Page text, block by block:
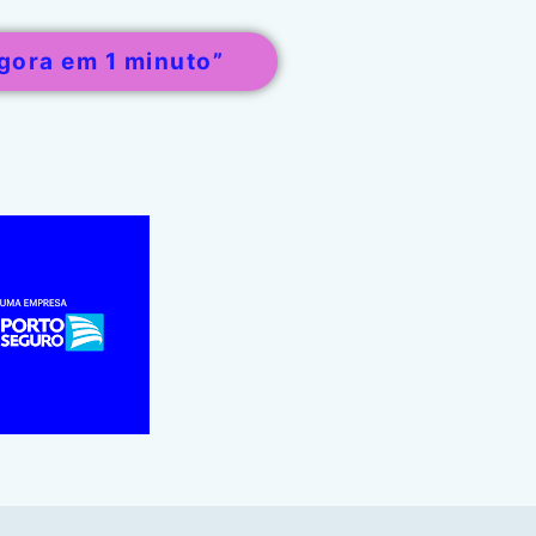
em 1 minuto”